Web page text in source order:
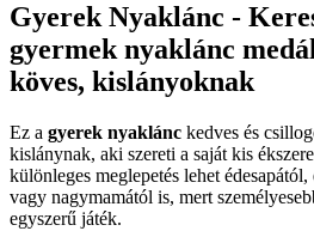
Gyerek Nyaklánc -
gyermek nyaklánc
köves, kislányoknak
Ez a gyerek nyaklánc kedves és
kislánynak, aki szereti a saját kis
különleges meglepetés lehet
vagy nagymamától is, mert
egyszerű játék.